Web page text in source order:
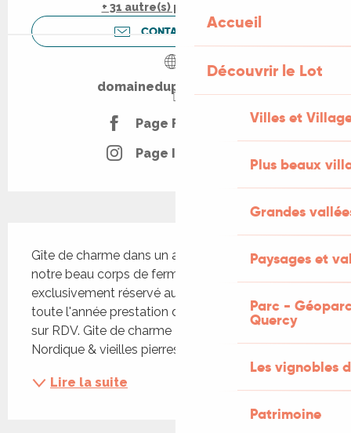
Accueil
Découvrir le Lot
Villes et
Plus beaux
Grandes
Paysages et
Parc -
Quercy
Les vignobles
Patrimoine
+ 31 autre(s) prestation(s)
CONTACTEZ-NOUS
domaineduprestadou.fr
Page Facebook
Page Instagram
Gîte de charme dans un ancien four à pain de
notre beau corps de ferme Bain nordique
exclusivement réservé au gite et chauffé au bois
toute l'année prestation de massage à domicile
sur RDV. Gite de charme Le Prestadou - Bain
Nordique & vieilles pierres.
Lire la suite